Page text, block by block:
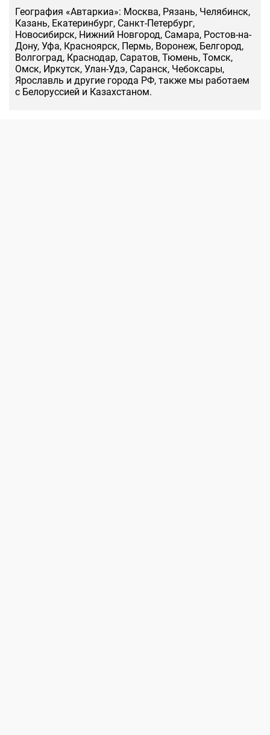
География «Автаркиа»: Москва, Рязань, Челябинск,
Казань, Екатеринбург, Санкт-Петербург,
Новосибирск, Нижний Новгород, Самара, Ростов-на-
Дону, Уфа, Красноярск, Пермь, Воронеж, Белгород,
Волгоград, Краснодар, Саратов, Тюмень, Томск,
Омск, Иркутск, Улан-Удэ, Саранск, Чебоксары,
Ярославль и другие города РФ, также мы работаем
с Белоруссией и Казахстаном.